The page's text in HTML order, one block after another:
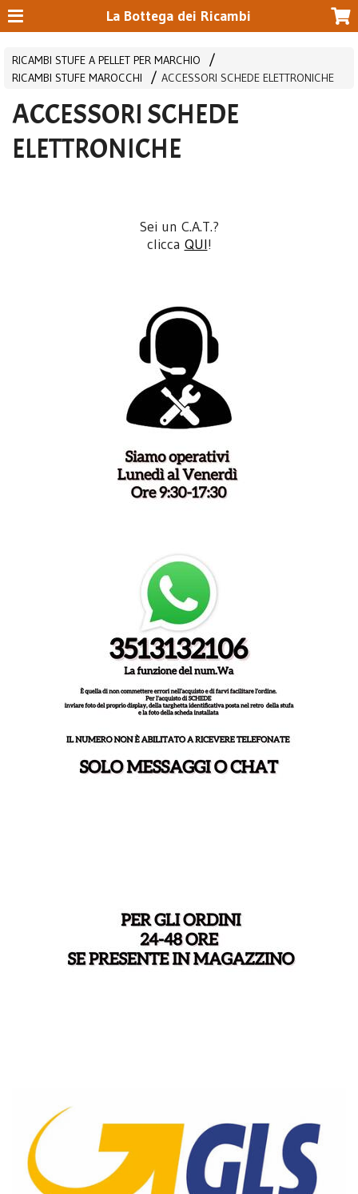
La Bottega dei Ricambi
RICAMBI STUFE A PELLET PER MARCHIO
RICAMBI STUFE MAROCCHI
ACCESSORI SCHEDE ELETTRONICHE
ACCESSORI SCHEDE
ELETTRONICHE
Sei un C.A.T.?
clicca QUI!